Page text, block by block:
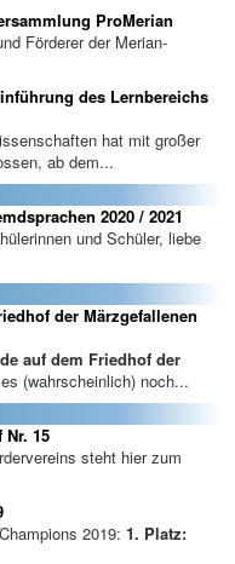
ProMerian
Förderer der Merian-
des Lernbereichs
hat mit großer
ab dem...
2020 / 2021
und Schüler, liebe
der Märzgefallenen
auf dem Friedhof der
(wahrscheinlich) noch...
15
steht hier zum
2019: 1. Platz: